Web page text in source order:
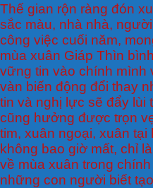
Thế gian rộn ràng đón
sắc màu, nhà nhà,
công việc cuối năm,
mùa xuân Giáp Thìn
vững tin vào chính mình
vàn biến động đổi thay
tin và nghị lực sẽ đẩy lùi
cũng hưởng được trọn
tim, xuân ngoại, xuân
không bao giờ mất, chỉ
về mùa xuân trong
những con người biết